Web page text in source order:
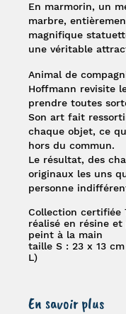
En marmorin, un
marbre,
magnifique
une véritable
Animal de
Hoffmann revisite
prendre toutes
Son art fait
chaque objet, ce
hors du commun.
Le résultat, des
originaux les uns
personne
Collection certifiée
réalisé en résine
peint à la main
taille S :23 x 13
L)
En savoir plus